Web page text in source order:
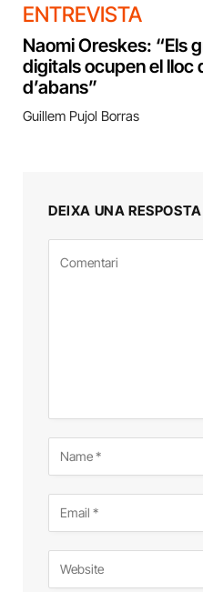
ENTREVISTA
Naomi Oreskes: “Els
digitals ocupen el lloc
d’abans”
Guillem Pujol Borras
DEIXA UNA RESPOSTA